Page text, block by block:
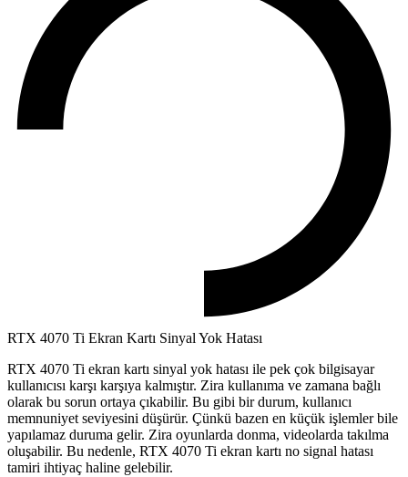
RTX 4070 Ti Ekran Kartı Sinyal Yok Hatası
RTX 4070 Ti ekran kartı sinyal yok hatası ile pek çok bilgisayar
kullanıcısı karşı karşıya kalmıştır. Zira kullanıma ve zamana bağlı
olarak bu sorun ortaya çıkabilir. Bu gibi bir durum, kullanıcı
memnuniyet seviyesini düşürür. Çünkü bazen en küçük işlemler bile
yapılamaz duruma gelir. Zira oyunlarda donma, videolarda takılma
oluşabilir. Bu nedenle, RTX 4070 Ti ekran kartı no signal hatası
tamiri ihtiyaç haline gelebilir.